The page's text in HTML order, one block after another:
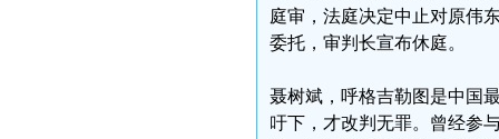
庭审，法庭决定中止对原伟
委托，审判长宣布休庭。
聂树斌，呼格吉勒图是中国
吁下，才改判无罪。曾经参